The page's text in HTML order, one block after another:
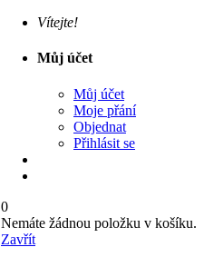
Vítejte!
Můj účet
Můj účet
Moje přání
Objednat
Přihlásit se
0
Nemáte žádnou položku v košíku.
Zavřít